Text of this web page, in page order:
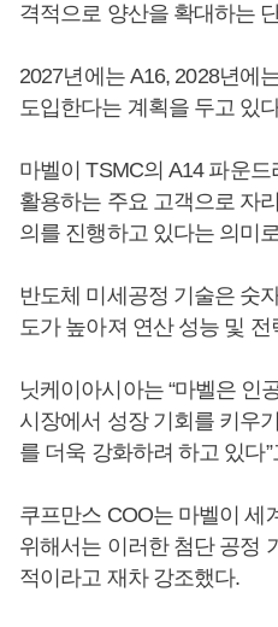
격적으로 양산을 확대하는
2027년에는 A16, 2028년에
도입한다는 계획을 두고 있
마벨이 TSMC의 A14 파운
활용하는 주요 고객으로 자
의를 진행하고 있다는 의미
반도체 미세공정 기술은 숫
도가 높아져 연산 성능 및
닛케이아시아는 “마벨은 인
시장에서 성장 기회를 키우
를 더욱 강화하려 하고 있다
쿠프만스 COO는 마벨이 세
위해서는 이러한 첨단 공정
적이라고 재차 강조했다.